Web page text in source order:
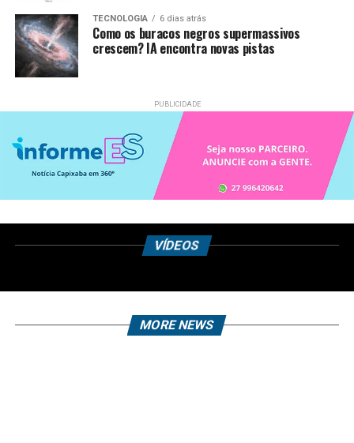
TECNOLOGIA 6 dias atrás
Como os buracos negros supermassivos
crescem? IA encontra novas pistas
VÍDEOS
MORE NEWS